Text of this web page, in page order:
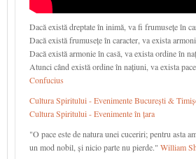
Dacă există dreptate în inimă, va fi frumusețe în
Dacă există frumusețe în caracter, va exista
Dacă există armonie în casă, va exista ordine în
Atunci când există ordine în națiuni, va exista
Confucius
Cultura Spiritului - Evenimente București &
Cultura Spiritului - Evenimente în țara
"O pace este de natura unei cuceriri; pentru asta
un mod nobil, și nicio parte nu pierde." William